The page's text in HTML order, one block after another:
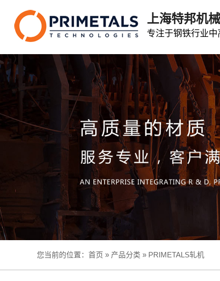
上海特邦机
专注于钢铁行业
您当前的位置： 首页 » 产品分类 » PRIMETALS轧机